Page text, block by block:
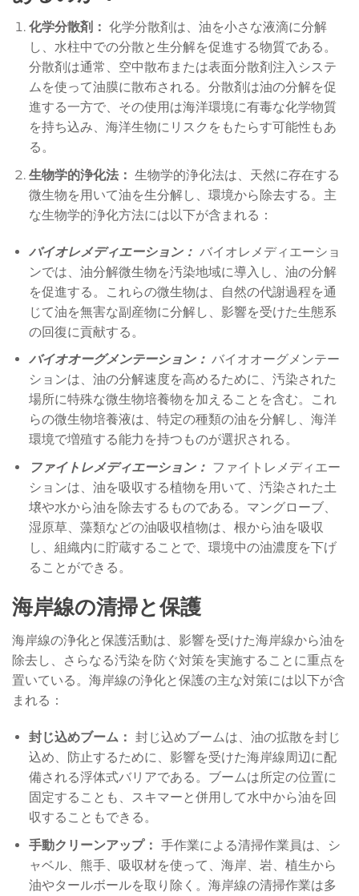
化学分散剤： 化学分散剤は、油を小さな液滴に分解
し、水柱中での分散と生分解を促進する物質である。
分散剤は通常、空中散布または表面分散剤注入システ
ムを使って油膜に散布される。分散剤は油の分解を促
進する一方で、その使用は海洋環境に有毒な化学物質
を持ち込み、海洋生物にリスクをもたらす可能性もあ
る。
生物学的浄化法： 生物学的浄化法は、天然に存在する
微生物を用いて油を生分解し、環境から除去する。主
な生物学的浄化方法には以下が含まれる：
バイオレメディエーション： バイオレメディエーショ
ンでは、油分解微生物を汚染地域に導入し、油の分解
を促進する。これらの微生物は、自然の代謝過程を通
じて油を無害な副産物に分解し、影響を受けた生態系
の回復に貢献する。
バイオオーグメンテーション： バイオオーグメンテー
ションは、油の分解速度を高めるために、汚染された
場所に特殊な微生物培養物を加えることを含む。これ
らの微生物培養液は、特定の種類の油を分解し、海洋
環境で増殖する能力を持つものが選択される。
ファイトレメディエーション： ファイトレメディエー
ションは、油を吸収する植物を用いて、汚染された土
壌や水から油を除去するものである。マングローブ、
湿原草、藻類などの油吸収植物は、根から油を吸収
し、組織内に貯蔵することで、環境中の油濃度を下げ
ることができる。
海岸線の清掃と保護
海岸線の浄化と保護活動は、影響を受けた海岸線から油を
除去し、さらなる汚染を防ぐ対策を実施することに重点を
置いている。海岸線の浄化と保護の主な対策には以下が含
まれる：
封じ込めブーム： 封じ込めブームは、油の拡散を封じ
込め、防止するために、影響を受けた海岸線周辺に配
備される浮体式バリアである。ブームは所定の位置に
固定することも、スキマーと併用して水中から油を回
収することもできる。
手動クリーンアップ： 手作業による清掃作業員は、シ
ャベル、熊手、吸収材を使って、海岸、岩、植生から
油やタールボールを取り除く。海岸線の清掃作業は多